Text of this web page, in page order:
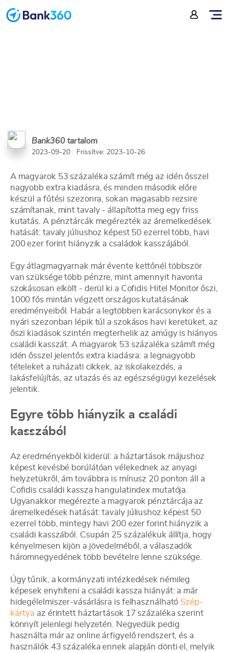
pénztárcájából
Bank360 tartalom
2023-09-20 Frissítve: 2023-10-26
A magyarok 53 százaléka számít még az idén ősszel
nagyobb extra kiadásra, és minden második előre
készül a fűtési szezonra, sokan magasabb rezsire
számítanak, mint tavaly - állapította meg egy friss
kutatás. A pénztárcák megérezték az áremelkedések
hatását: tavaly júliushoz képest 50 ezerrel több, havi
200 ezer forint hiányzik a családok kasszájából.
Egy átlagmagyarnak már évente kettőnél többször
van szüksége több pénzre, mint amennyit havonta
szokásosan elkölt - derül ki a Cofidis Hitel Monitor őszi,
1000 fős mintán végzett országos kutatásának
eredményeiből. Habár a legtöbben karácsonykor és a
nyári szezonban lépik túl a szokásos havi keretüket, az
őszi kiadások szintén megterhelik az amúgy is hiányos
családi kasszát. A magyarok 53 százaléka számít még
idén ősszel jelentős extra kiadásra: a legnagyobb
tételeket a ruházati cikkek, az iskolakezdés, a
lakásfelújítás, az utazás és az egészségügyi kezelések
jelentik.
Egyre több hiányzik a családi
kasszából
Az eredményekből kiderül: a háztartások májushoz
képest kevésbé borúlátóan vélekednek az anyagi
helyzetükről, ám továbbra is mínusz 20 ponton áll a
Cofidis családi kassza hangulatindex mutatója.
Ugyanakkor megérezte a magyarok pénztárcája az
áremelkedések hatását: tavaly júliushoz képest 50
ezerrel több, mintegy havi 200 ezer forint hiányzik a
családi kasszából. Csupán 25 százalékuk állítja, hogy
kényelmesen kijön a jövedelméből, a válaszadók
háromnegyedének több bevételre lenne szüksége.
Úgy tűnik, a kormányzati intézkedések némileg
képesek enyhíteni a családi kassza hiányát: a már
hidegélelmiszer-vásárlásra is felhasználható Szép-
kártya az érintett háztartások 17 százaléka szerint
könnyít jelenlegi helyzetén. Negyedük pedig
használta már az online árfigyelő rendszert, és a
használók 43 százaléka ennek alapján dönti el, melyik